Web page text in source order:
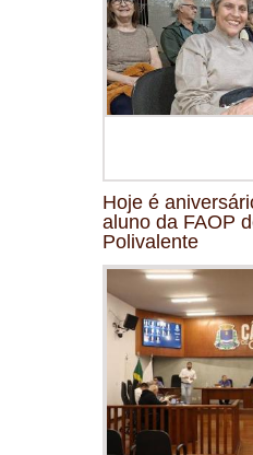
Hoje é
aluno da FAOP
Polivalente